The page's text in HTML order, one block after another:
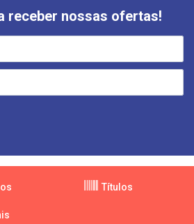
receber nossas ofertas!
Títulos